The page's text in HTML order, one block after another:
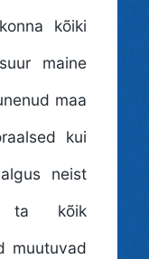
kõiki
maine
maa
kui
neist
ta kõik
muutuvad